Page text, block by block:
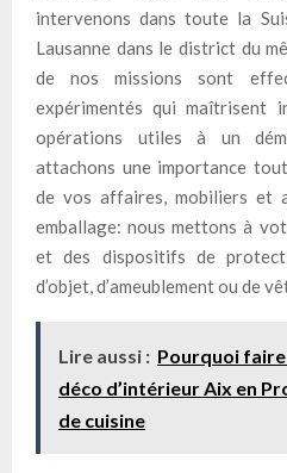
intervenons dans toute la
Lausanne dans le district du
de nos missions sont
expérimentés qui maîtrisent
opérations utiles à un
attachons une importance
de vos affaires, mobiliers et
emballage: nous mettons à
et des dispositifs de
d’objet, d’ameublement ou de
Lire aussi : Pourquoi
déco d’intérieur Aix en
de cuisine